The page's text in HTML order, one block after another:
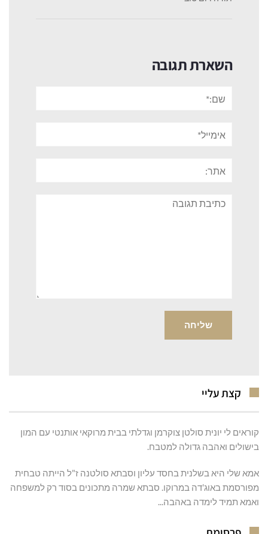
השארת תגובה
תגובה
קצת עליי
קוראים לי יונית סולטן צוקרמן וגדלתי בבית מרוקאי אותנטי עם המון
בישולים ואהבה גדולה למטבח.
אמא שלי היא בשלנית בחסד עליון וסבתא סולטנה ז"ל הייתה טבחית
מפורסמת באוג'דה במרוקו. סבתא שמרה מתכונים בסוד רק למשפחה
ואמא תמיד לימדה באהבה...